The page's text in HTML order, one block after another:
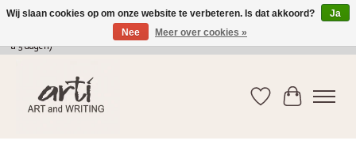
verkoop@arti-artandwriting.be/ +32 (0)471 41 82 41 / GRATIS verzending > 75 euro (2
a 5 dagen)
Verlanglijst
Wij slaan cookies op om onze website te verbeteren. Is dat akkoord?
Ja
Nee
Meer over cookies »